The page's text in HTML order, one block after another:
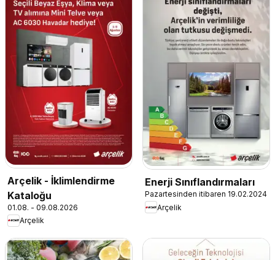
Arçelik - İklimlendirme
Kataloğu
01.08. - 09.08.2026
Arçelik
Enerji Sınıflandırmaları
Pazartesinden itibaren 19.02.2024
Arçelik